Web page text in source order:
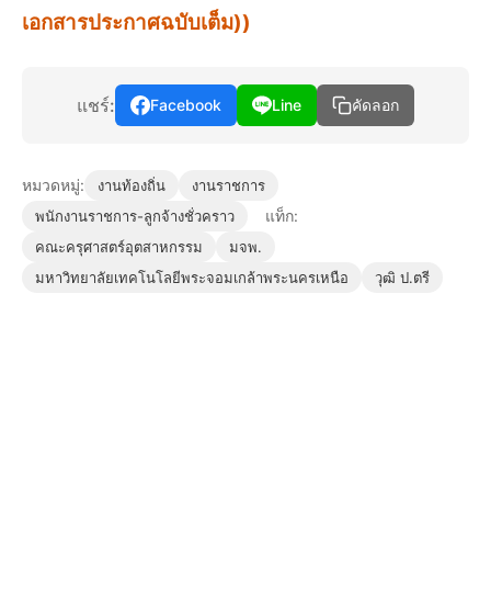
เอกสารประกาศฉบับเต็ม))
แชร์: Facebook Line คัดลอก
หมวดหมู่: งานท้องถิ่น
งานราชการ
พนักงานราชการ-ลูกจ้างชั่วคราว
แท็ก:
คณะครุศาสตร์อุตสาหกรรม
มจพ.
มหาวิทยาลัยเทคโนโลยีพระจอมเกล้าพระนครเหนือ
วุฒิ ป.ตรี